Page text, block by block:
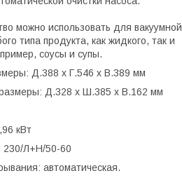
можно использовать для вакуумной
типа продукта, как жидкого, так и
соусы и супы.
Д.388 x Г.546 x В.389 мм
Д.328 x Ш.385 x В.162 мм
кВт
230/Л+Н/50-60
автоматическая.